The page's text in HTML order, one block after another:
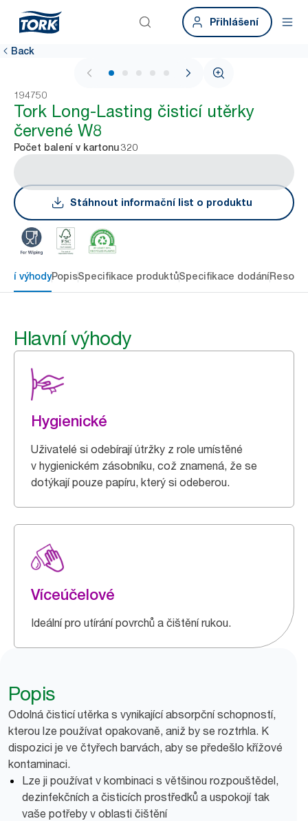
Přihlášení
Back
1 / 5
194750
Tork Long-Lasting čisticí utěrky
červené W8
Počet balení v kartonu320
Stáhnout informační list o produktu
výhodyPopisSpecifikace produktůSpecifikace dodání
Hlavní výhody
Hygienické
Uživatelé si odebírají útržky z role umístěné
v hygienickém zásobníku, což znamená, že se
dotýkají pouze papíru, který si odeberou.
Víceúčelové
Ideální pro utírání povrchů a čištění rukou.
Popis
Odolná čisticí utěrka s vynikající absorpční schopností,
kterou lze používat opakovaně, aniž by se roztrhla. K
dispozici je ve čtyřech barvách, aby se předešlo křížové
kontaminaci.
Lze ji používat v kombinaci s většinou rozpouštědel,
dezinfekčních a čisticích prostředků a uspokojí tak
vaše potřeby v oblasti čištění